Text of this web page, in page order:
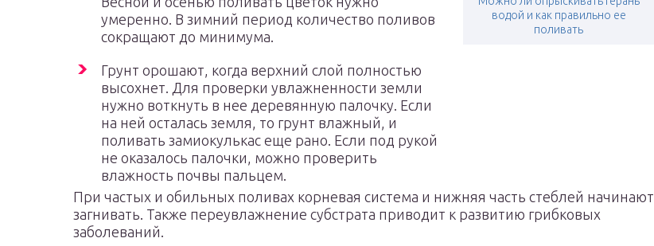
водой и как правильно ее
поливать
умеренно. В зимний период количество поливов
сокращают до минимума.
Грунт орошают, когда верхний слой полностью
высохнет. Для проверки увлажненности земли
нужно воткнуть в нее деревянную палочку. Если
на ней осталась земля, то грунт влажный, и
поливать замиокулькас еще рано. Если под рукой
не оказалось палочки, можно проверить
влажность почвы пальцем.
При частых и обильных поливах корневая система и нижняя часть стеблей начинают
загнивать. Также переувлажнение субстрата приводит к развитию грибковых
заболеваний.